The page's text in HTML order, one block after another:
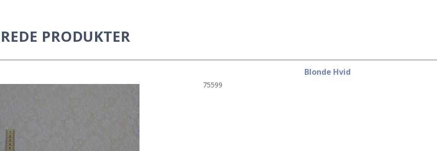
PRODUKTER
Blonde Hvid
75599